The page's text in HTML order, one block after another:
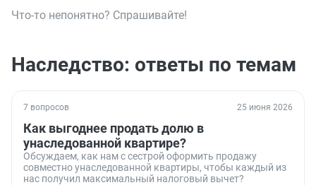
Что-то непонятно? Спрашивайте!
Наследство: ответы по темам
7 вопросов 25 июня 2026
Как выгоднее продать долю в
унаследованной квартире?
Обсуждаем, как нам с сестрой оформить продажу
совместно унаследованной квартиры, чтобы каждый из
нас получил максимальный налоговый вычет?